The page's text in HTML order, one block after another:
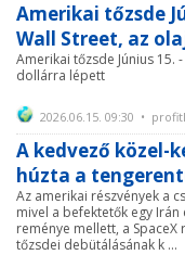
Amerikai tőzsde
Wall Street, az
Amerikai tőzsde Június 15.
dollárra lépett
2026.06.15. 09:30 •
A kedvező közel-
húzta a
Az amerikai részvények a
mivel a befektetők egy
reménye mellett, a
tőzsdei debütálásának k ...